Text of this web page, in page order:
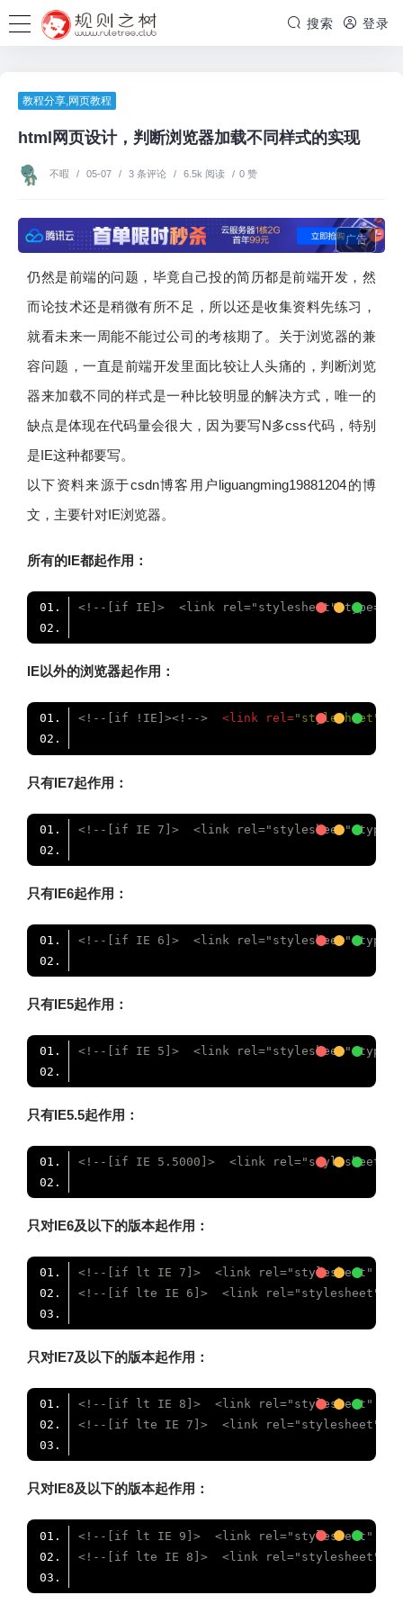
搜索 登录
教程分享,网页教程
html网页设计，判断浏览器加载不同样式的实现
不暇 / 05-07 / 3 条评论 / 6.5k 阅读 / 0 赞
广告
仍然是前端的问题，毕竟自己投的简历都是前端开发，然
而论技术还是稍微有所不足，所以还是收集资料先练习，
就看未来一周能不能过公司的考核期了。关于浏览器的兼
容问题，一直是前端开发里面比较让人头痛的，判断浏览
器来加载不同的样式是一种比较明显的解决方式，唯一的
缺点是体现在代码量会很大，因为要写N多css代码，特别
是IE这种都要写。
以下资料来源于csdn博客用户liguangming19881204的博
文，主要针对IE浏览器。
所有的IE都起作用：
<!--[if IE]>  <link rel="stylesheet"
IE以外的浏览器起作用：
<!--[if !IE]><!--> < link rel="stylesheet"
只有IE7起作用：
<!--[if IE 7]>  <link rel="stylesheet"
只有IE6起作用：
<!--[if IE 6]>  <link rel="stylesheet"
只有IE5起作用：
<!--[if IE 5]>  <link rel="stylesheet"
只有IE5.5起作用：
<!--[if IE 5.5000]>  <link rel="stylesheet"
只对IE6及以下的版本起作用：
<!--[if lt IE 7]>  <link rel="stylesheet"
<!--[if lte IE 6]>  <link rel="stylesheet"
只对IE7及以下的版本起作用：
<!--[if lt IE 8]>  <link rel="stylesheet"
<!--[if lte IE 7]>  <link rel="stylesheet"
只对IE8及以下的版本起作用：
<!--[if lt IE 9]>  <link rel="stylesheet"
<!--[if lte IE 8]>  <link rel="stylesheet"